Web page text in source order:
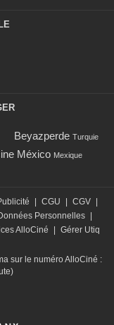
Beyazperde Turquie
México Mexique
| CGU | CGV |
Personnelles |
AlloCiné | Gérer Utiq
sur le numéro AlloCiné :